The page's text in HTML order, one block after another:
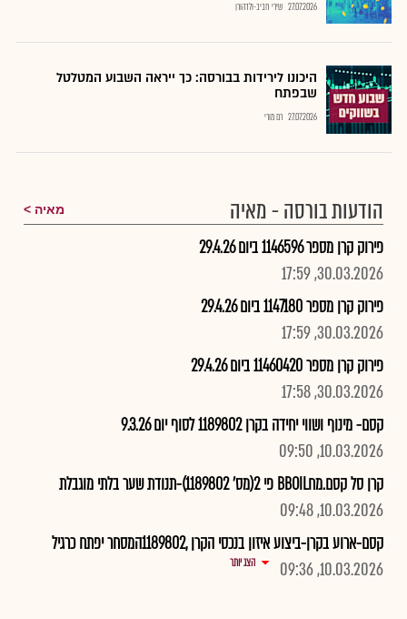
27.07.2026 שירי חביב-ולדהורן
היכונו לירידות בבורסה: כך ייראה השבוע המטלטל
שבפתח
27.07.2026 רם מורי
הודעות בורסה - מאיה מאיה
פירוק קרן מספר 1146596 ביום 29.4.26
30.03.2026, 17:59
פירוק קרן מספר 1147180 ביום 29.4.26
30.03.2026, 17:59
פירוק קרן מספר 11460420 ביום 29.4.26
30.03.2026, 17:58
קסם- מינוף ושווי יחידה בקרן 1189802 לסוף יום 9.3.26
10.03.2026, 09:50
קרן סל קסם.מחBBOIL פי 2(מס' 1189802)-תנודת שער בלתי מוגבלת
10.03.2026, 09:48
קסם-ארוע בקרן-ביצוע איזון בנכסי הקרן ,1189802המסחר יפתח כרגיל
10.03.2026, 09:36
הצג יותר